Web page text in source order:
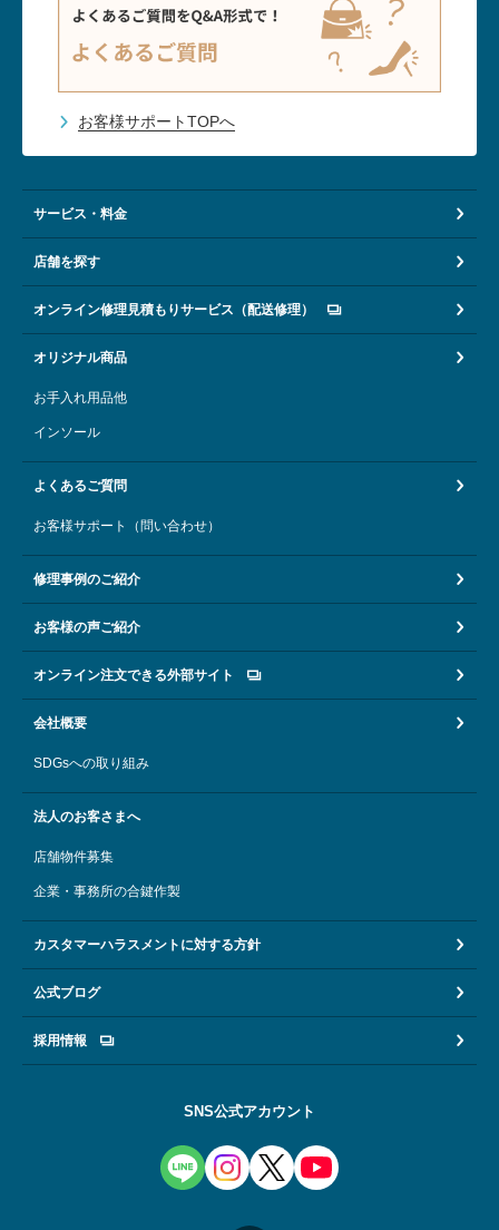
お客様サポートTOPへ
サービス・料金
店舗を探す
オンライン修理見積もりサービス（配送修理）
オリジナル商品
お手入れ用品他
インソール
よくあるご質問
お客様サポート（問い合わせ）
修理事例のご紹介
お客様の声ご紹介
オンライン注文できる外部サイト
会社概要
SDGsへの取り組み
法人のお客さまへ
店舗物件募集
企業・事務所の合鍵作製
カスタマーハラスメントに対する方針
公式ブログ
採用情報
SNS公式アカウント